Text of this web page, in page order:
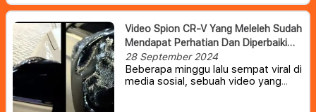
Video Spion CR-V Yang Meleleh Sudah
Mendapat Perhatian Dan Diperbaiki
Honda Indonesia
28 September 2024
Beberapa minggu lalu sempat viral di
media sosial, sebuah video yang